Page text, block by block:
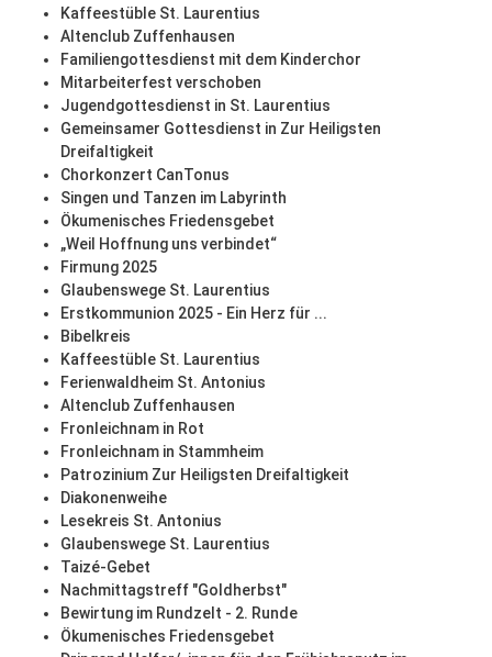
Kaffeestüble St. Laurentius
Altenclub Zuffenhausen
Familiengottesdienst mit dem Kinderchor
Mitarbeiterfest verschoben
Jugendgottesdienst in St. Laurentius
Gemeinsamer Gottesdienst in Zur Heiligsten
Dreifaltigkeit
Chorkonzert CanTonus
Singen und Tanzen im Labyrinth
Ökumenisches Friedensgebet
„Weil Hoffnung uns verbindet“
Firmung 2025
Glaubenswege St. Laurentius
Erstkommunion 2025 - Ein Herz für ...
Bibelkreis
Kaffeestüble St. Laurentius
Ferienwaldheim St. Antonius
Altenclub Zuffenhausen
Fronleichnam in Rot
Fronleichnam in Stammheim
Patrozinium Zur Heiligsten Dreifaltigkeit
Diakonenweihe
Lesekreis St. Antonius
Glaubenswege St. Laurentius
Taizé-Gebet
Nachmittagstreff "Goldherbst"
Bewirtung im Rundzelt - 2. Runde
Ökumenisches Friedensgebet